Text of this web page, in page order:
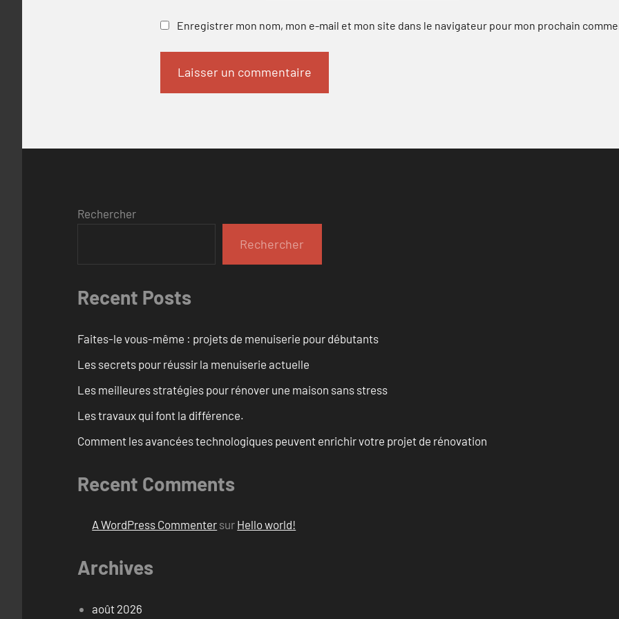
Enregistrer mon nom, mon e-mail et mon site dans le navigateur pour mon prochain
Rechercher
Rechercher
Recent Posts
Faites-le vous-même : projets de menuiserie pour débutants
Les secrets pour réussir la menuiserie actuelle
Les meilleures stratégies pour rénover une maison sans stress
Les travaux qui font la différence.
Comment les avancées technologiques peuvent enrichir votre projet de rénovation
Recent Comments
A WordPress Commenter sur Hello world!
Archives
août 2026